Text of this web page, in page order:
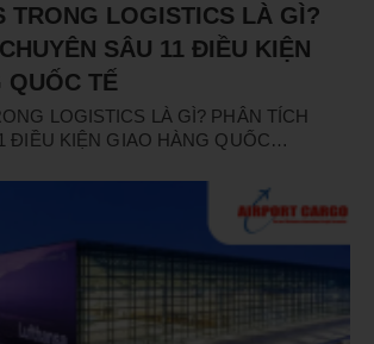
TRONG LOGISTICS LÀ GÌ?
SÂU 11 ĐIỀU KIỆN
QUỐC TẾ
LOGISTICS LÀ GÌ? PHÂN TÍCH
ĐIỀU KIỆN GIAO HÀNG QUỐC…